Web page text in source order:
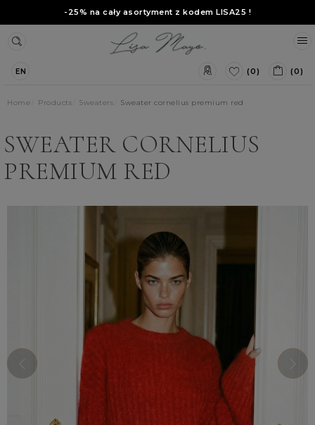
-25% na cały asortyment z kodem LISA25 !
EN (0) (0)
Home Products Sweaters Sweater cornelius premium red
SWEATER CORNELIUS
PREMIUM RED